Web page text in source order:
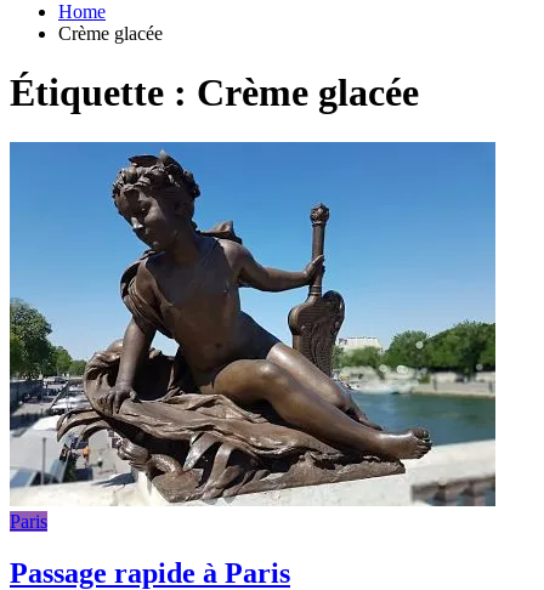
Home
Crème glacée
Étiquette : Crème glacée
Paris
Passage rapide à Paris